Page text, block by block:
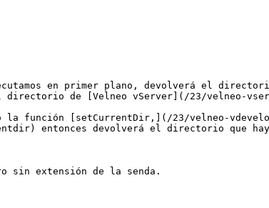
en primer plano, devolverá el
de [Velneo vServer](/23/velneo-
la función [setCurrentDir,](/23/velneo-
entonces devolverá el directorio que
sin extensión de la senda.